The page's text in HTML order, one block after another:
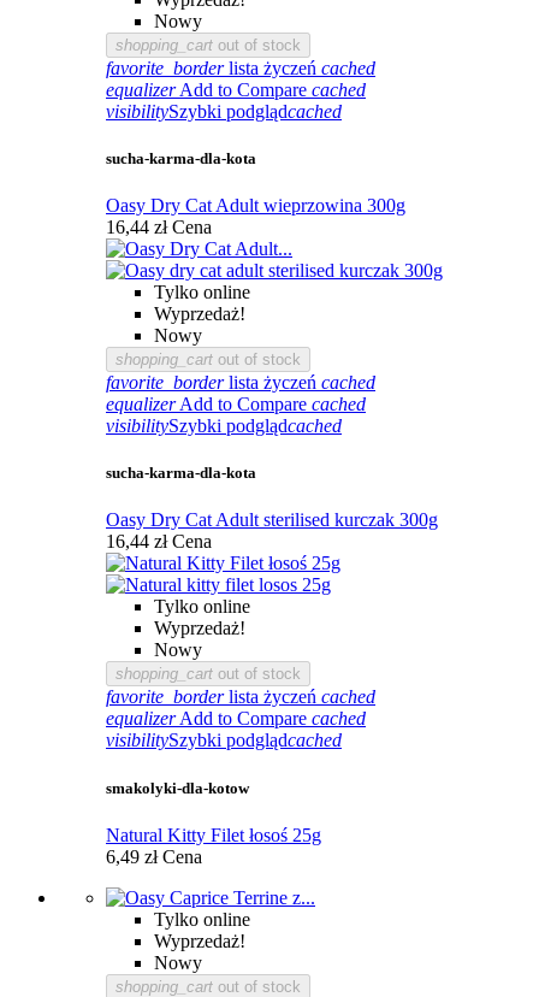
Nowy
shopping_cart out of stock
favorite_border lista życzeń cached
equalizer Add to Compare cached
visibilitySzybki podglądcached
sucha-karma-dla-kota
Oasy Dry Cat Adult wieprzowina 300g
16,44 zł Cena
Tylko online
Wyprzedaż!
Nowy
shopping_cart out of stock
favorite_border lista życzeń cached
equalizer Add to Compare cached
visibilitySzybki podglądcached
sucha-karma-dla-kota
Oasy Dry Cat Adult sterilised kurczak 300g
16,44 zł Cena
Tylko online
Wyprzedaż!
Nowy
shopping_cart out of stock
favorite_border lista życzeń cached
equalizer Add to Compare cached
visibilitySzybki podglądcached
smakolyki-dla-kotow
Natural Kitty Filet łosoś 25g
6,49 zł Cena
Tylko online
Wyprzedaż!
Nowy
shopping_cart out of stock